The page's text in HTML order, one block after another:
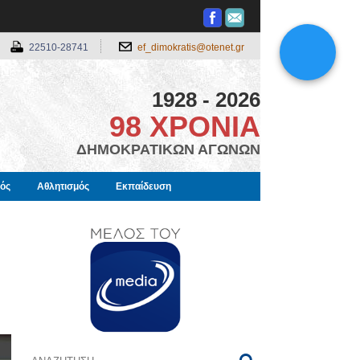
22510-28741 ef_dimokratis@otenet.gr
1928 - 2026
98 ΧΡΟΝΙΑ
ΔΗΜΟΚΡΑΤΙΚΩΝ ΑΓΩΝΩΝ
Αθλητισμός Εκπαίδευση